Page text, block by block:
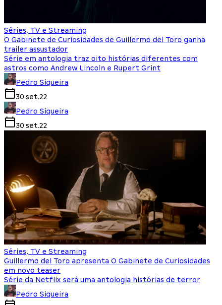
Séries, TV e Streaming
O Gabinete de Curiosidades de Guillermo del Toro ganha
trailer assustador
Série em antologia traz oito histórias diferentes com
astros como Andrew Lincoln e Rupert Grint
Pedro Siqueira
30.set.22
Pedro Siqueira
30.set.22
Séries, TV e Streaming
Guillermo del Toro apresenta O Gabinete de Curiosidades
em novo teaser
Série da Netflix será uma antologia histórias de terror
Pedro Siqueira